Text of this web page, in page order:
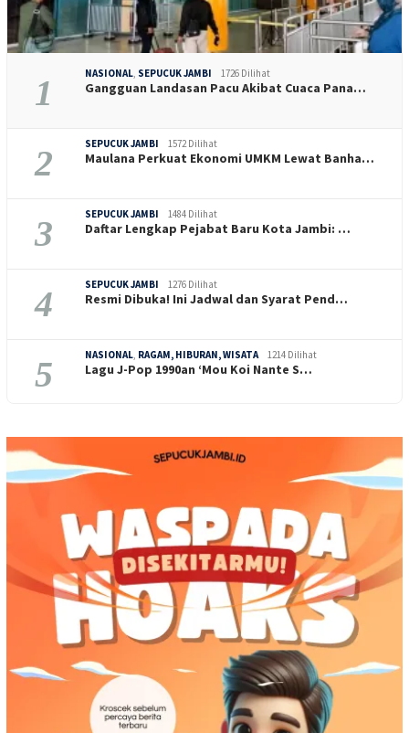
1 NASIONAL, SEPUCUK JAMBI 1726 Dilihat
Gangguan Landasan Pacu Akibat Cuaca Pana…
2 SEPUCUK JAMBI 1572 Dilihat
Maulana Perkuat Ekonomi UMKM Lewat Banha…
3 SEPUCUK JAMBI 1484 Dilihat
Daftar Lengkap Pejabat Baru Kota Jambi: …
4 SEPUCUK JAMBI 1276 Dilihat
Resmi Dibuka! Ini Jadwal dan Syarat Pend…
5 NASIONAL, RAGAM, HIBURAN, WISATA 1214 Dilihat
Lagu J-Pop 1990an ‘Mou Koi Nante S…